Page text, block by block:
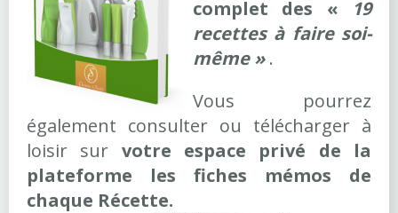
complet des «
19
recettes à faire soi-
même ».
Vous pourrez
également consulter ou télécharger à
loisir sur votre espace privé de la
plateforme les fiches mémos de
chaque Récette.